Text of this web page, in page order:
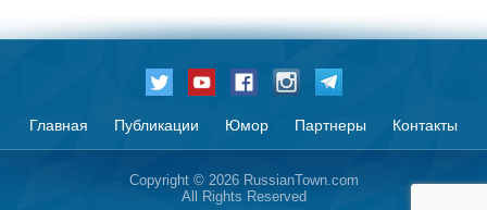
Главная Публикации Юмор Партнеры Контакты
Copyright © 2026 RussianTown.com
All Rights Reserved